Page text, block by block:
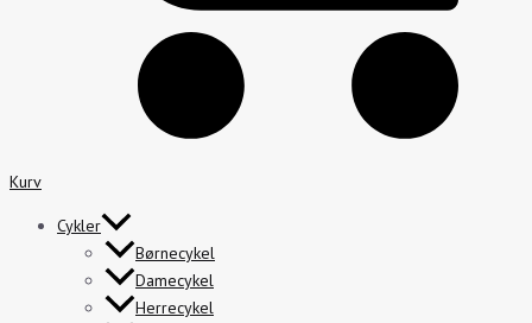
Kurv
Cykler
Børnecykel
Damecykel
Herrecykel